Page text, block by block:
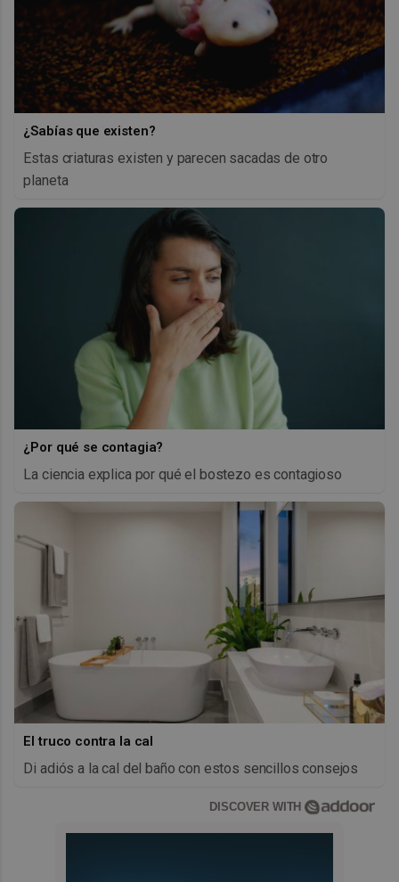
¿Sabías que existen?
Estas criaturas existen y parecen sacadas de otro
planeta
¿Por qué se contagia?
La ciencia explica por qué el bostezo es contagioso
El truco contra la cal
Di adiós a la cal del baño con estos sencillos consejos
DISCOVER WITH